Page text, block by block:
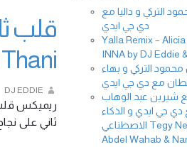
DJ EDDIE
ثاني على نجاح كبير منذ يوم
التركي و داليا مع
دي جي ايدي
Yalla Remix –
INNA by DJ Eddie
التركي و بهاء
مع دي جي ايدي
شيرين عبد الوهاب
جي ايدي و الذكاء
الاصطناعي Tegy Nenbesit remix – Sherine
Abdel Wahab &